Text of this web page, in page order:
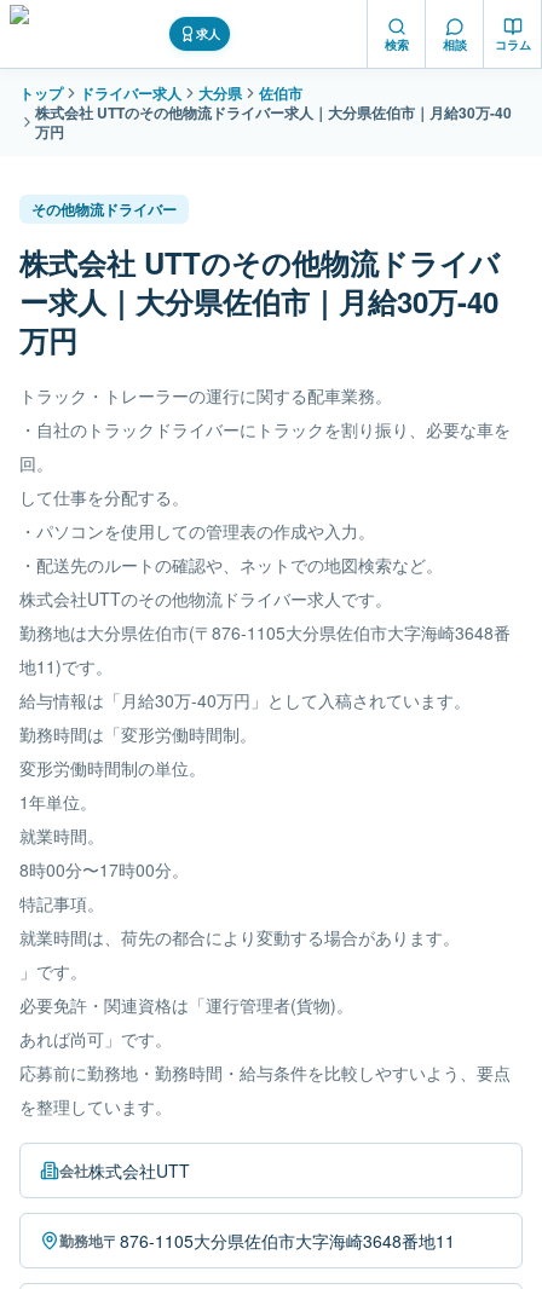
求人
検索 相談 コラム
トップ ドライバー求人 大分県
佐伯市
株式会社 UTTのその他物流ドライバー求人｜大分県佐伯市｜月給30万-40
万円
その他物流ドライバー
株式会社 UTTのその他物流ドライバ
ー求人｜大分県佐伯市｜月給30万-40
万円
トラック・トレーラーの運行に関する配車業務。
・自社のトラックドライバーにトラックを割り振り、必要な車を
回。
して仕事を分配する。
・パソコンを使用しての管理表の作成や入力。
・配送先のルートの確認や、ネットでの地図検索など。
株式会社UTTのその他物流ドライバー求人です。
勤務地は大分県佐伯市(〒876-1105大分県佐伯市大字海崎3648番
地11)です。
給与情報は「月給30万-40万円」として入稿されています。
勤務時間は「変形労働時間制。
変形労働時間制の単位。
1年単位。
就業時間。
8時00分〜17時00分。
特記事項。
就業時間は、荷先の都合により変動する場合があります。
」です。
必要免許・関連資格は「運行管理者(貨物)。
あれば尚可」です。
応募前に勤務地・勤務時間・給与条件を比較しやすいよう、要点
を整理しています。
会社株式会社UTT
勤務地〒876-1105大分県佐伯市大字海崎3648番地11